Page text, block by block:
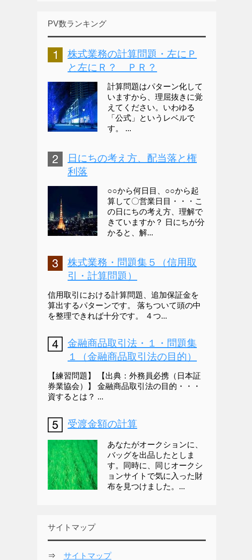
PV数ランキング
株式業務の計算問題・左にＰ
と左にＲ？ ＰＲ？
計算問題はパターン化して
いますから、理屈抜きに覚
えてください。いわゆる
「公式」というレベルで
す。 ...
日にちの考え方、配当落と権
利落
○○から何日目、○○から起
算して〇営業日目・・・こ
の日にちの考え方、理解で
きていますか？ 日にちが分
かると、解...
株式業務・問題集５（信用取
引・計算問題）
信用取引における計算問題、追加保証金を
算出するパターンです。 落ちついて頭の中
を整理できれば十分です。 ４つ...
金融商品取引法・１・問題集
１（金融商品取引法の目的）
【練習問題】 【出典：外務員必携（日本証
券業協会）】 金融商品取引法の目的・・・
資するとは？ ...
受渡金額の計算
あなたがオークションに、
バッグを出品したとしま
す。同時に、同じオークシ
ョンサイトで気に入った財
布を見つけました。...
サイトマップ
⇒ サイトマップ